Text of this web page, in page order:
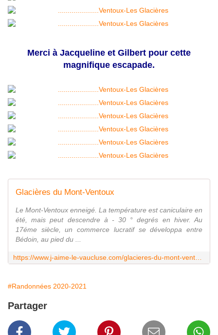
Merci à Jacqueline et Gilbert pour cette
magnifique escapade.
Glacières du Mont-Ventoux
Le Mont-Ventoux enneigé. La température est caniculaire en
été, mais peut descendre à - 30 ° degrés en hiver. Au
17éme siècle, un commerce lucratif se développa entre
Bédoin, au pied du ...
#Randonnées 2020-2021
Partager